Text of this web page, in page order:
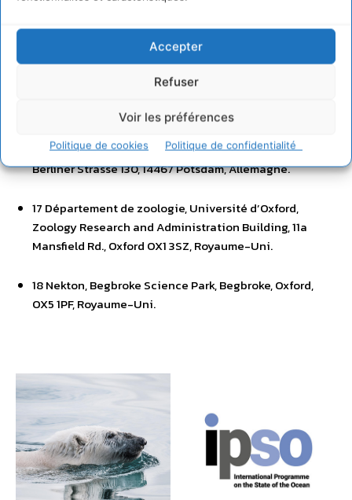
Accepter
Refuser
Voir les préférences
Politique de cookies Politique de confidentialité
publiques et internationales, Université de Colombie-
15 Université d’Essex, Wivenhoe Park, Colchester, CO4
3SQ, Royaume-Uni.
16 Institut d’études avancées sur la durabilité (IASS),
Berliner Strasse 130, 14467 Potsdam, Allemagne.
17 Département de zoologie, Université d’Oxford,
Zoology Research and Administration Building, 11a
Mansfield Rd., Oxford OX1 3SZ, Royaume-Uni.
18 Nekton, Begbroke Science Park, Begbroke, Oxford,
OX5 1PF, Royaume-Uni.